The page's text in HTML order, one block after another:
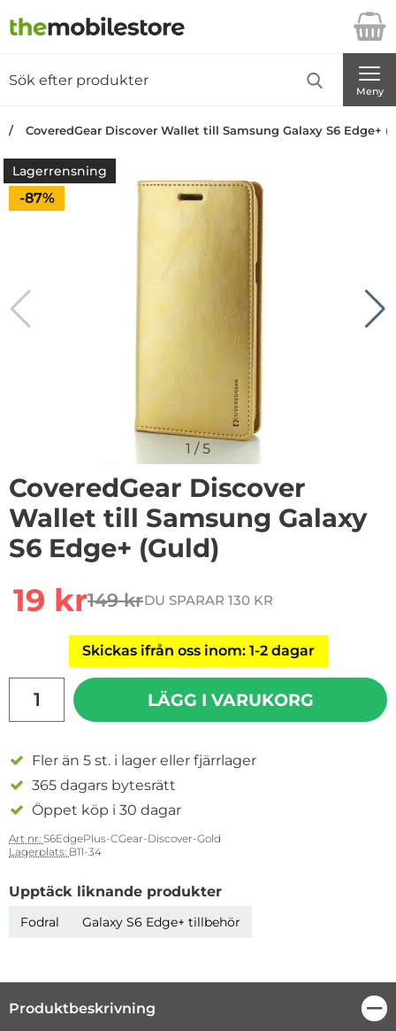
Startsidan för Danira Telecom AB
Meny
CoveredGear Discover Wallet till Samsung Galaxy S6 Edge+
Lagerrensning
Priset är nedsatt med
-87%
1 /5
CoveredGear Discover
Wallet till Samsung Galaxy
S6 Edge+ (Guld)
rea pris
19 krtidigare pris
149 krDU SPARAR 130 KR
Skickas ifrån oss inom: 1-2 dagar
LÄGG I VARUKORG
Fler än 5 st. i lager eller fjärrlager
365 dagars bytesrätt
Öppet köp i 30 dagar
Art nr: S6EdgePlus-CGear-Discover-Gold
Lagerplats: B11-34
Upptäck liknande produkter
Fodral Galaxy S6 Edge+ tillbehör
Produktbeskrivning